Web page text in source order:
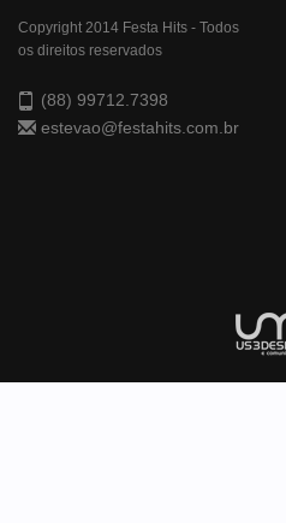
Copyright 2014 Festa Hits - Todos
os direitos reservados
(88) 99712.7398
estevao@festahits.com.br